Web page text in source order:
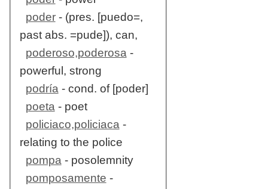
poder- (pres. [puedo=,
past abs. =pude]), can,
poderoso,poderosa -
powerful, strong
podría - cond. of [poder]
poeta - poet
policiaco,policiaca -
relating to the police
pompa - posolemnity
pomposamente -